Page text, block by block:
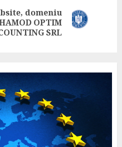
domeniu
OPTIM
SRL